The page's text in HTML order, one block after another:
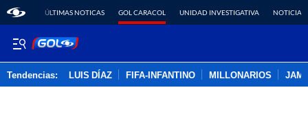
ÚLTIMAS NOTICAS GOL CARACOL UNIDAD INVESTIGATIVA NOTICIAS
Tendencias: LUIS DÍAZ FIFA-INFANTINO MILLONARIOS